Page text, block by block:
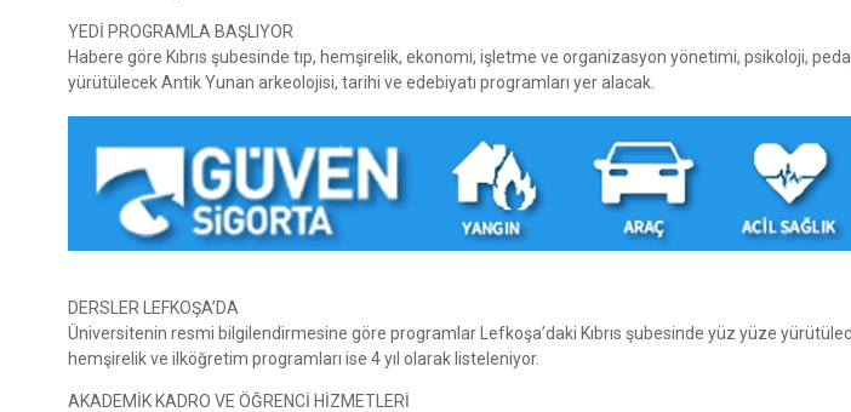
YEDİ PROGRAMLA BAŞLIYOR
Habere göre Kıbrıs şubesinde tıp, hemşirelik, ekonomi, işletme ve organizasyon yönetimi, psikoloji,
yürütülecek Antik Yunan arkeolojisi, tarihi ve edebiyatı programları yer alacak.
DERSLER LEFKOŞA’DA
Üniversitenin resmi bilgilendirmesine göre programlar Lefkoşa’daki Kıbrıs şubesinde yüz yüze
hemşirelik ve ilköğretim programları ise 4 yıl olarak listeleniyor.
AKADEMİK KADRO VE ÖĞRENCİ HİZMETLERİ